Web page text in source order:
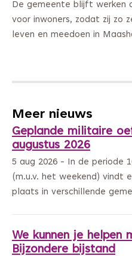
De gemeente blijft werken
voor inwoners, zodat zij zo
leven en meedoen in
Meer nieuws
Geplande militaire
augustus 2026
5 aug 2026 - In de periode
(m.u.v. het weekend) vindt
plaats in verschillende
We kunnen je helpen
Bijzondere bijstand